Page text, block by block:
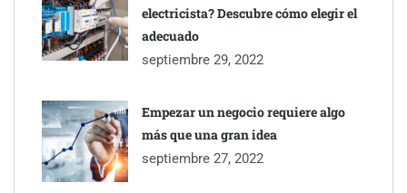
electricista? Descubre cómo elegir el
adecuado
septiembre 29, 2022
Empezar un negocio requiere algo
más que una gran idea
septiembre 27, 2022